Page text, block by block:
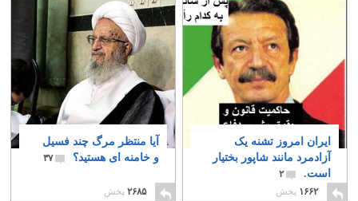
ایران امروز تشنه یک
آزادمرد مانند شاپور بختیار
است.
۲
۱۶۶۲ پخش
آیا منتظر مرگ چند فسیل
و خامنه ای هستید؟
۳۷
۲۶۸۵ پخش